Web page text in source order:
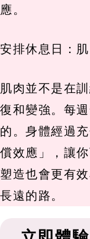
應。
安排休息日：
肌肉並不是在
復和變強。每
的。身體經過
償效應」，讓
塑造也會更有
長遠的路。